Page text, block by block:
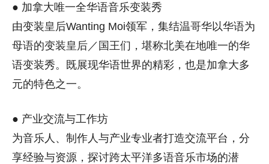
● 加拿大唯一全华语音乐变装秀
由变装皇后Wanting Moi领军，集结温哥华以华语为
母语的变装皇后／国王们，堪称北美在地唯一的华
语变装秀。既展现华语世界的精彩，也是加拿大多
元的特色之一。
● 产业交流与工作坊
为音乐人、制作人与产业专业者打造交流平台，分
享经验与资源，探讨跨太平洋多语音乐市场的潜